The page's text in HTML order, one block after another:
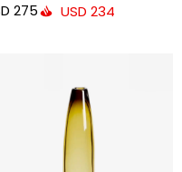
275 USD 234